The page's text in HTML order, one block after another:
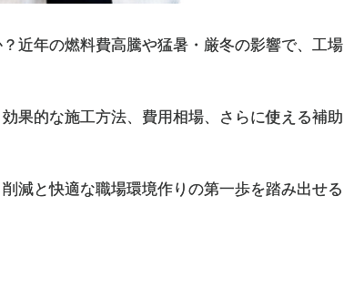
近年の燃料費高騰や猛暑・厳冬の影響で、工場
果的な施工方法、費用相場、さらに使える補助
減と快適な職場環境作りの第一歩を踏み出せる